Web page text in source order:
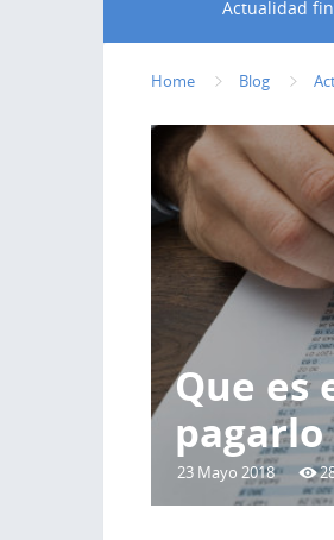
Actualidad
Home Blog
Que es
pagarlo
23 Mayo 2018